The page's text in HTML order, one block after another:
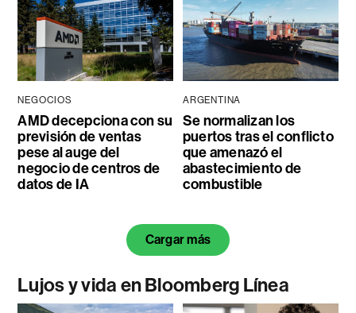
NEGOCIOS
AMD decepciona con su
previsión de ventas
pese al auge del
negocio de centros de
datos de IA
ARGENTINA
Se normalizan los
puertos tras el conflicto
que amenazó el
abastecimiento de
combustible
Cargar más
Lujos y vida en Bloomberg Línea